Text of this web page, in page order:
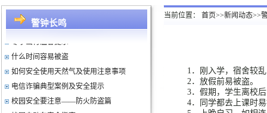
警钟长鸣
校园内高发诈骗案
校内电动车骑行安全提示
什么时间容易被盗
如何安全使用天然气及使用注意事项
电信诈骗典型案例及安全提示
校园安全要注意——防火防盗篇
当前位置： 首页>>新闻动态>>
1．刚入学，宿舍较
2．放假前易被盗。
3．假期，学生离校
4．同学都去上课时